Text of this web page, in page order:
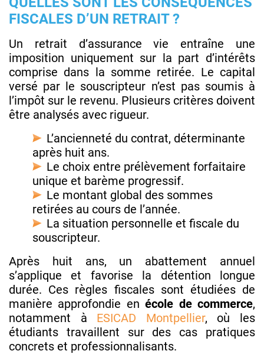
FISCALES D’UN RETRAIT ?
Un retrait d’assurance vie entraîne une
imposition uniquement sur la part d’intérêts
comprise dans la somme retirée. Le capital
versé par le souscripteur n’est pas soumis à
l’impôt sur le revenu. Plusieurs critères doivent
être analysés avec rigueur.
L’ancienneté du contrat, déterminante
après huit ans.
Le choix entre prélèvement forfaitaire
unique et barème progressif.
Le montant global des sommes
retirées au cours de l’année.
La situation personnelle et fiscale du
souscripteur.
Après huit ans, un abattement annuel
s’applique et favorise la détention longue
durée. Ces règles fiscales sont étudiées de
manière approfondie enécole de commerce,
notamment à ESICAD Montpellier, où les
étudiants travaillent sur des cas pratiques
concrets et professionnalisants.